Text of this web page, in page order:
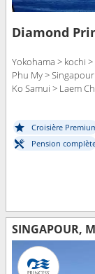
Diamond
Yokohama > kochi
Phu My >
Ko Samui > Laem
Croisière
Pension